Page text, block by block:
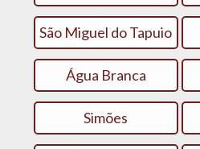
São Miguel do Tapuio
Água Branca
Simões